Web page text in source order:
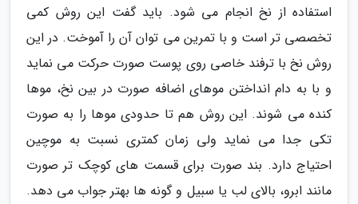
استفاده از نخ انجام می شود. باید گفت این روش کمی
تخصصی تر است و با تمرین می توان آن را آموخت. در این
روش نخ با ترفند خاصی روی پوست صورت حرکت می نماید
و با به دام انداختن موهای اضافه صورت در بین نخ، موها
کنده می شوند. این روش هم تا حدودی موها را به صورت
تکی جدا می نماید ولی زمان کمتری نسبت به موچین
احتیاج دارد. بند صورت برای قسمت های کوچک تر صورت
مانند ابرو، بالای لب یا سبیل و گونه ها بهتر جواب می دهد.